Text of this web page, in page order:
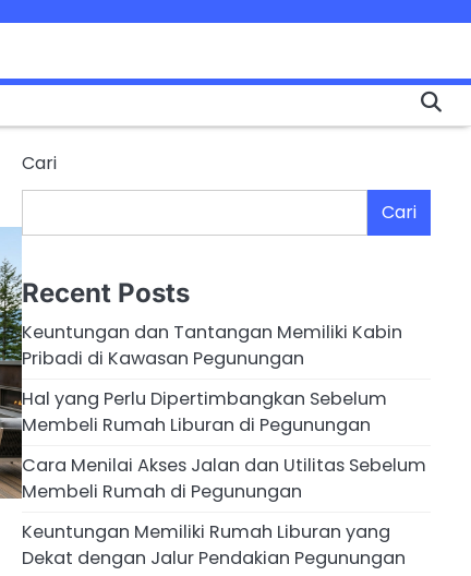
Cari
Cari
Recent Posts
Keuntungan dan Tantangan Memiliki Kabin
Pribadi di Kawasan Pegunungan
Hal yang Perlu Dipertimbangkan Sebelum
Membeli Rumah Liburan di Pegunungan
Cara Menilai Akses Jalan dan Utilitas Sebelum
Membeli Rumah di Pegunungan
Keuntungan Memiliki Rumah Liburan yang
Dekat dengan Jalur Pendakian Pegunungan